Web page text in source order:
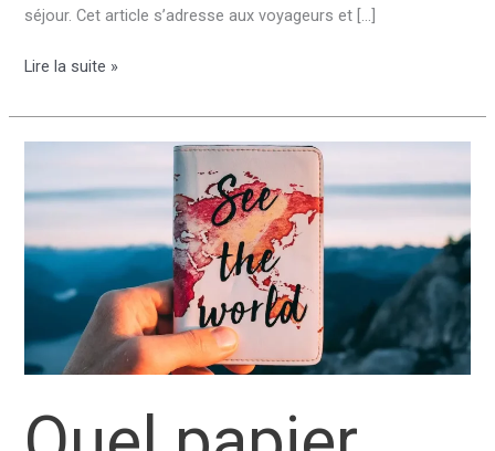
séjour. Cet article s’adresse aux voyageurs et […]
Peut-
voyager
en
avec
carte
d’identité
périmée
Lire la suite »